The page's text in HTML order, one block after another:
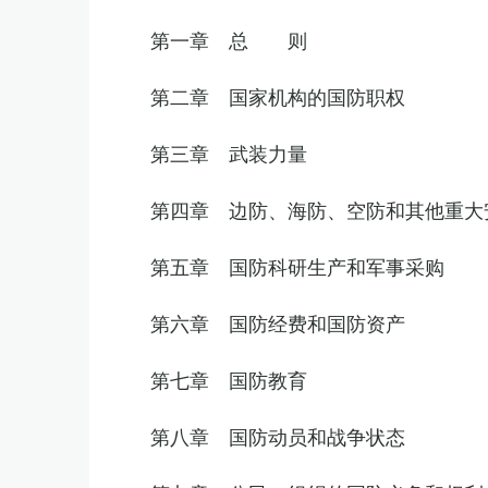
第一章 总 则
第二章 国家机构的国防职权
第三章 武装力量
第四章 边防、海防、空防和其他重大
第五章 国防科研生产和军事采购
第六章 国防经费和国防资产
第七章 国防教育
第八章 国防动员和战争状态